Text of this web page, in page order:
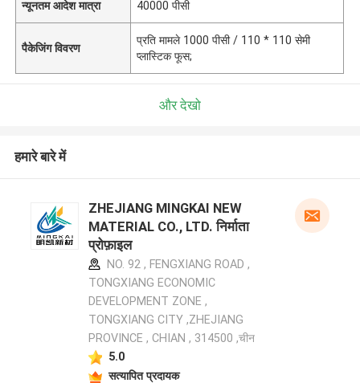
न्यूनतम आदेश मात्रा 40000 पीसी
पैकेजिंग विवरण
प्रति मामले 1000 पीसी / 110 * 110 सेमी
प्लास्टिक फूस;
और देखो
हमारे बारे में
ZHEJIANG MINGKAI NEW
MATERIAL CO., LTD. निर्माता
प्रोफ़ाइल
NO. 92 , FENGXIANG ROAD ,
TONGXIANG ECONOMIC
DEVELOPMENT ZONE ,
TONGXIANG CITY ,ZHEJIANG
PROVINCE , CHIAN , 314500 ,चीन
5.0
सत्यापित प्रदायक